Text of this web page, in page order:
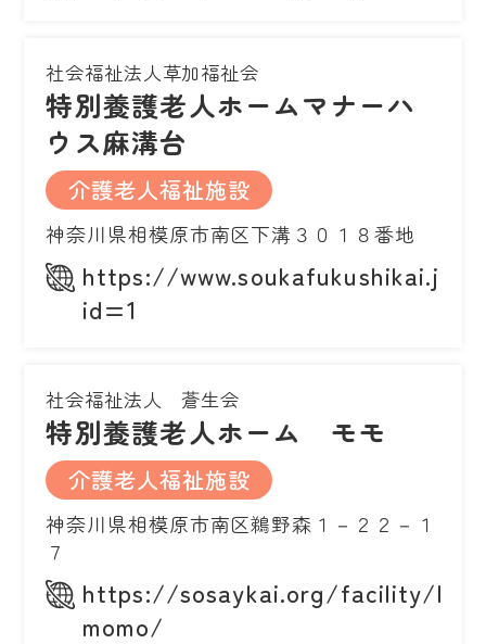
社会福祉法人草加福祉会
特別養護老人ホームマナーハ
ウス麻溝台
介護老人福祉施設
神奈川県相模原市南区下溝３０１８番地
https://www.soukafukushikai.jp/
id=1
社会福祉法人 蒼生会
特別養護老人ホーム モモ
介護老人福祉施設
神奈川県相模原市南区鵜野森１－２２－１
７
https://sosaykai.org/facility/
momo/